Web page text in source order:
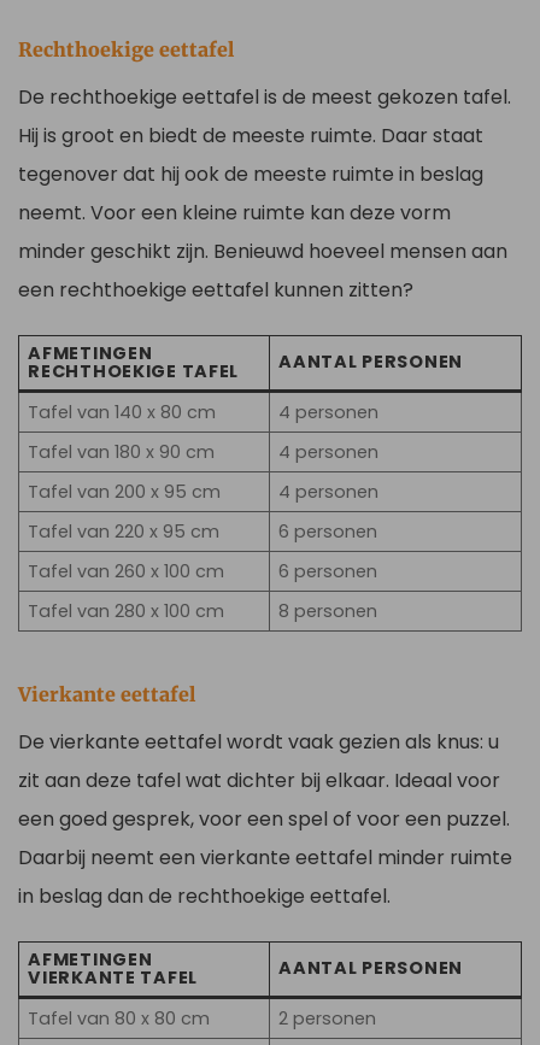
Rechthoekige eettafel
De rechthoekige eettafel is de meest gekozen tafel.
Hij is groot en biedt de meeste ruimte. Daar staat
tegenover dat hij ook de meeste ruimte in beslag
neemt. Voor een kleine ruimte kan deze vorm
minder geschikt zijn. Benieuwd hoeveel mensen aan
een rechthoekige eettafel kunnen zitten?
AFMETINGEN
RECHTHOEKIGE TAFEL AANTAL PERSONEN
Tafel van 140 x 80 cm
4 personen
Tafel van 180 x 90 cm
4 personen
Tafel van 200 x 95 cm
4 personen
Tafel van 220 x 95 cm
6 personen
Tafel van 260 x 100 cm
6 personen
Tafel van 280 x 100 cm
8 personen
Vierkante eettafel
De vierkante eettafel wordt vaak gezien als knus: u
zit aan deze tafel wat dichter bij elkaar. Ideaal voor
een goed gesprek, voor een spel of voor een puzzel.
Daarbij neemt een vierkante eettafel minder ruimte
in beslag dan de rechthoekige eettafel.
AFMETINGEN
VIERKANTE TAFEL AANTAL PERSONEN
Tafel van 80 x 80 cm
2 personen